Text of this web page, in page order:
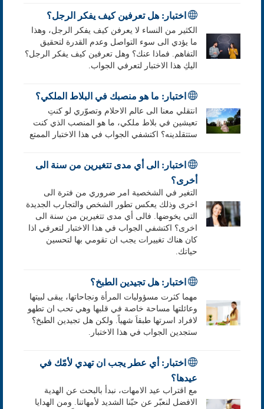
اختبار: هل تعرفين كيف يفكر الرجل؟
الكثير من النساء لا يعرفن كيف يفكر الرجل، وهذا
ما يؤدي الى سوء التواصل وعدم القدرة لتحقيق
التفاهم. فماذا عنك؟ وهل تعرفين كيف يفكر الرجل؟
اليكِ هذا الاختبار لتعرفي الجواب.
اختبار: ما هو منصبك في البلاط الملكي؟
انتقلي معنا الى عالم الاحلام وتصوّري لو كنتِ
تعيشين في بلاط ملكي، ما هو المنصب الذي كنت
ستتقلدينه؟ اكتشفي الجواب في هذا الاختبار الممتع
اختبار: الى أي مدى تتغيرين من سنة الى
أخرى؟
التغير في الشخصية امر ضروري من فترة الى
اخرى وذلك يعكس تطور الشخص والتجارب الجديدة
التي يخوضها. فالى أي مدى تتغيرين من سنة الى
اخرى؟ اكتشفي الجواب في هذا الاختبار لتعرفي اذا
كان هناك تغييرات يجب ان تقومي بها لتحسين
حياتك.
اختبار: هل تجيدين الطبخ؟
مهما كثرت مسؤوليات المرأة ونجاحاتها، يبقى لبيتها
وعائلتها مساحة خاصة في قلبها وهي تحب ان تطهو
لافراد اسرتها طبقاَ شهياً. ولكن هل تجيدين الطبخ؟
ستجدين الجواب في هذا الاختبار.
اختبار: أي عطر يجب ان تهدي لأمّك في
عيدها؟
مع اقتراب عيد الامهات، نبدأ بالبحث عن الهدية
الافضل لنعبّر عن حبّنا الشديد لأمهاتنا. ومن الهدايا